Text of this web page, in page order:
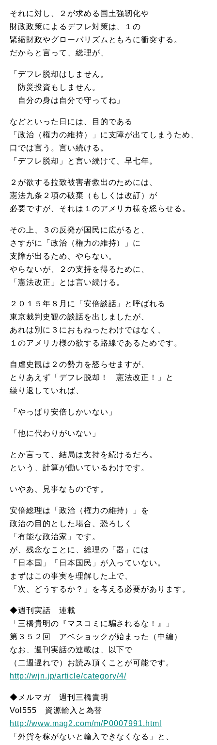
それに対し、２が求める国土強靭化や
財政政策によるデフレ対策は、１の
緊縮財政やグローバリズムともろに衝突する。
だからと言って、総理が、
「デフレ脱却はしません。
防災投資もしません。
自分の身は自分で守ってね」
などといった日には、目的である
「政治（権力の維持）」に支障が出てしまうため、
口では言う。言い続ける。
「デフレ脱却」と言い続けて、早七年。
２が欲する拉致被害者救出のためには、
憲法九条２項の破棄（もしくは改訂）が
必要ですが、それは１のアメリカ様を怒らせる。
その上、３の反発が国民に広がると、
さすがに「政治（権力の維持）」に
支障が出るため、やらない。
やらないが、２の支持を得るために、
「憲法改正」とは言い続ける。
２０１５年８月に「安倍談話」と呼ばれる
東京裁判史観の談話を出しましたが、
あれは別に３におもねったわけではなく、
１のアメリカ様の欲する路線であるためです。
自虐史観は２の勢力を怒らせますが、
とりあえず「デフレ脱却！ 憲法改正！」と
繰り返していれば、
「やっぱり安倍しかいない」
「他に代わりがいない」
とか言って、結局は支持を続けるだろ。
という、計算が働いているわけです。
いやあ、見事なものです。
安倍総理は「政治（権力の維持）」を
政治の目的とした場合、恐ろしく
「有能な政治家」です。
が、残念なことに、総理の「器」には
「日本国」「日本国民」が入っていない。
まずはこの事実を理解した上で、
「次、どうするか？」を考える必要があります。
◆週刊実話 連載
「三橋貴明の『マスコミに騙されるな！』」
第３５２回 アベショックが始まった（中編）
なお、週刊実話の連載は、以下で
（二週遅れで）お読み頂くことが可能です。
http://wjn.jp/article/category/4/
◆メルマガ 週刊三橋貴明
Vol555 資源輸入と為替
http://www.mag2.com/m/P0007991.html
「外貨を稼がないと輸入できなくなる」と、